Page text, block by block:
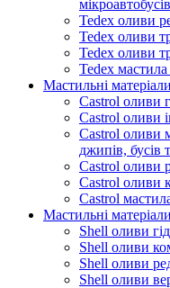
мікроавтобусів
Tedex оливи
Tedex оливи
Tedex оливи
Tedex мастила
Мастильні
Castrol оливи
Castrol оливи
Castrol оливи
джипів, бусів
Castrol оливи
Castrol оливи
Castrol
Мастильні
Shell оливи
Shell оливи
Shell оливи
Shell оливи